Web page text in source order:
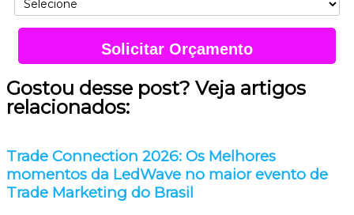
Solicitar Orçamento
Gostou desse post? Veja artigos
relacionados:
Trade Connection 2026: Os Melhores
momentos da LedWave no maior evento de
Trade Marketing do Brasil